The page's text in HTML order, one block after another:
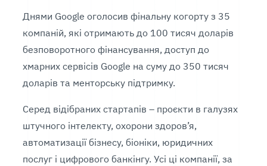
Днями Google оголосив фінальну когорту з 35
компаній, які отримають до 100 тисяч доларів
безповоротного фінансування, доступ до
хмарних сервісів Google на суму до 350 тисяч
доларів та менторську підтримку.
Серед відібраних стартапів – проєкти в галузях
штучного інтелекту, охорони здоров’я,
автоматизації бізнесу, біоніки, юридичних
послуг і цифрового банкінгу. Усі ці компанії, за